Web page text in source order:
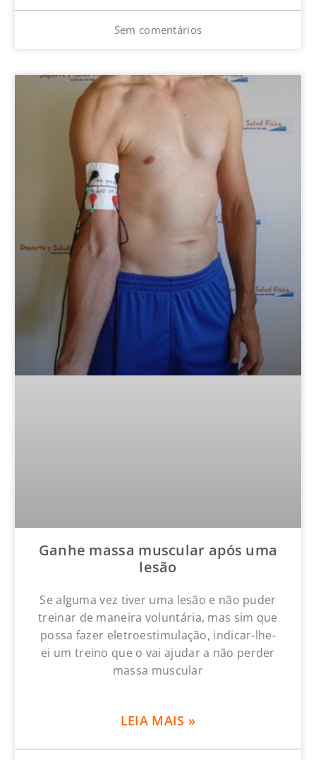
Sem comentários
Ganhe massa muscular após uma
lesão
Se alguma vez tiver uma lesão e não puder
treinar de maneira voluntária, mas sim que
possa fazer eletroestimulação, indicar-lhe-
ei um treino que o vai ajudar a não perder
massa muscular
LEIA MAIS »